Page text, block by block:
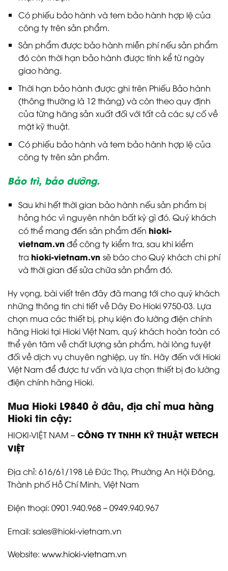
Có phiếu bảo hành và tem bảo hành hợp lệ của
công ty trên sản phẩm.
Sản phẩm được bảo hành miễn phí nếu sản phẩm
đó còn thời hạn bảo hành được tính kể từ ngày
giao hàng.
Thời hạn bảo hành được ghi trên Phiếu Bảo hành
(thông thường là 12 tháng) và còn theo quy định
của từng hãng sản xuất đối với tất cả các sự cố về
mặt kỹ thuật.
Có phiếu bảo hành và tem bảo hành hợp lệ của
công ty trên sản phẩm.
Bảo trì, bảo dưỡng.
Sau khi hết thời gian bảo hành nếu sản phẩm bị
hỏng hóc vì nguyên nhân bất kỳ gì đó. Quý khách
có thể mang đến sản phẩm đến hioki-
vietnam.vnđể công ty kiểm tra, sau khi kiểm
tra hioki-vietnam.vn sẽ báo cho Quý khách chi phí
và thời gian đế sửa chữa sản phẩm đó.
Hy vọng, bài viết trên đây đã mang tới cho quý khách
những thông tin chi tiết về Dây Đo Hioki 9750-03. Lựa
chọn mua các thiết bị, phụ kiện đo lường điện chính
hãng Hioki tại Hioki Việt Nam, quý khách hoàn toàn có
thể yên tâm về chất lượng sản phẩm, hài lòng tuyệt
đối về dịch vụ chuyên nghiệp, uy tín. Hãy đến với Hioki
Việt Nam để được tư vấn và lựa chọn thiết bị đo lường
điện chính hãng Hioki.
Mua Hioki L9840 ở đâu, địa chỉ mua hàng
Hioki tin cậy:
HIOKI-VIỆT NAM – CÔNG TY TNHH KỸ THUẬT WETECH
VIỆT
Địa chỉ: 616/61/198 Lê Đức Thọ, Phường An Hội Đông,
Thành phố Hồ Chí Minh, Việt Nam
Điện thoại: 0901.940.968 – 0949.940.967
Email: sales@hioki-vietnam.vn
Website: www.hioki-vietnam.vn